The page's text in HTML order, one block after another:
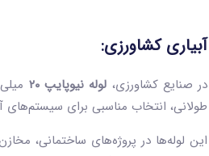
آبیاری کشاورزی:
در صنایع کشاورزی، لوله نیوپایپ ۲۰
طولانی، انتخاب مناسبی برای
این لوله‌ها در پروژه‌های ساختمانی،